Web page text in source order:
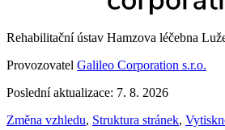
Rehabilitační ústav Hamzova léčebna
Provozovatel Galileo Corporation s.r.o.
Poslední aktualizace: 7. 8. 2026
Změna vzhledu, Struktura stránek,